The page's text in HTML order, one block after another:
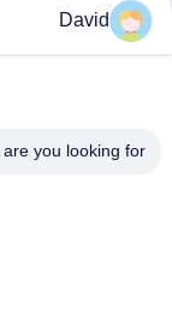
تيل فرامل أمامية
تيل فرامل أمامي
وسادات الفرامل
David
you looking for?